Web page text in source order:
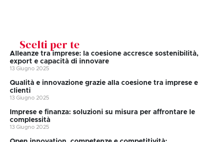
Scelti per te
Alleanze tra imprese: la coesione accresce sostenibilità,
export e capacità di innovare
13 Giugno 2025
Qualità e innovazione grazie alla coesione tra imprese e
clienti
13 Giugno 2025
Imprese e finanza: soluzioni su misura per affrontare le
complessità
13 Giugno 2025